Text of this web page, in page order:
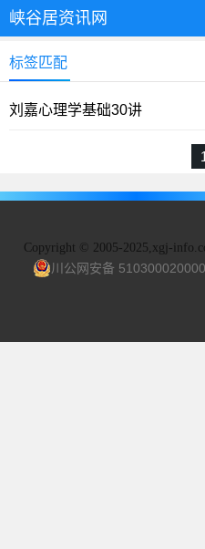
峡谷居资讯网
标签匹配
刘嘉心理学基础30讲
Copyright © 2005-2025,xgj-
川公网安备